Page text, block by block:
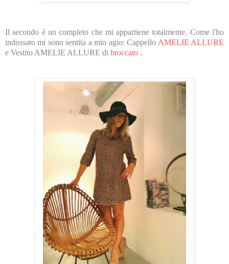
Il secondo è un completo che mi appartiene totalmente. Come l'ho
indossato mi sono sentita a mio agio:Cappello AMELIE ALLURE
e Vestito AMELIE ALLURE di broccato .